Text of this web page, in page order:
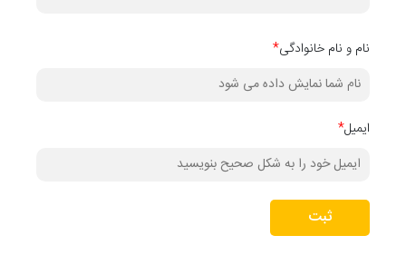
نام و نام خانوادگی*
ایمیل*
ثبت